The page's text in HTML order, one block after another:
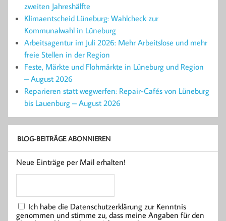
zweiten Jahreshälfte
Klimaentscheid Lüneburg: Wahlcheck zur
Kommunalwahl in Lüneburg
Arbeitsagentur im Juli 2026: Mehr Arbeitslose und mehr
freie Stellen in der Region
Feste, Märkte und Flohmärkte in Lüneburg und Region
– August 2026
Reparieren statt wegwerfen: Repair-Cafés von Lüneburg
bis Lauenburg – August 2026
BLOG-BEITRÄGE ABONNIEREN
Neue Einträge per Mail erhalten!
Ich habe die Datenschutzerklärung zur Kenntnis
genommen und stimme zu, dass meine Angaben für den